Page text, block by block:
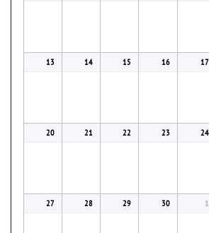
13 14 15 16 17
20 21 22 23 24
27 28 29 30 1